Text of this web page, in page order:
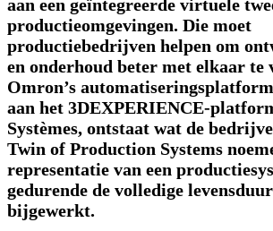
aan een geïntegreerde virtuele
productieomgevingen. Die moet
productiebedrijven helpen om
en onderhoud beter met elkaar te
Omron’s
aan het 3DEXPERIENCE-
Systèmes, ontstaat wat de
Twin of Production Systems
representatie van een
gedurende de volledige
bijgewerkt.